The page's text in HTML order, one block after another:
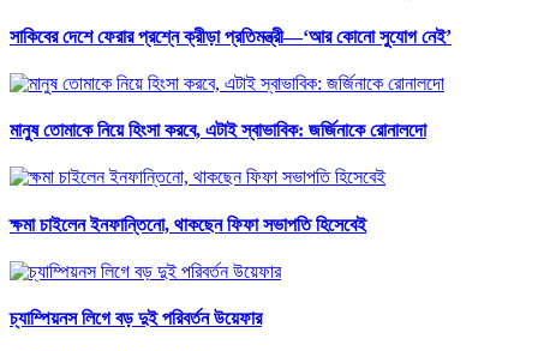
সাকিবের দেশে ফেরার প্রশ্নে ক্রীড়া প্রতিমন্ত্রী—‘আর কোনো সুযোগ নেই’
মানুষ তোমাকে নিয়ে হিংসা করবে, এটাই স্বাভাবিক: জর্জিনাকে রোনালদো
ক্ষমা চাইলেন ইনফান্তিনো, থাকছেন ফিফা সভাপতি হিসেবেই
চ্যাম্পিয়নস লিগে বড় দুই পরিবর্তন উয়েফার